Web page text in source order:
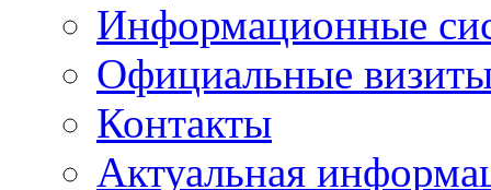
Информационные
Официальные
Контакты
Актуальная